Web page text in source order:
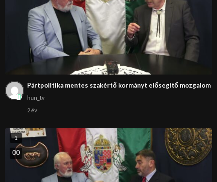
Pártpolitika mentes szakértő kormányt elősegítő mozgalom
hun_tv
2 év
1
00